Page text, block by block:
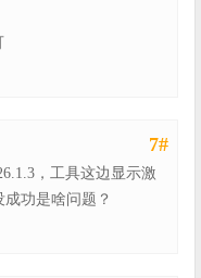
7#
，工具这边显示激
成功是啥问题？